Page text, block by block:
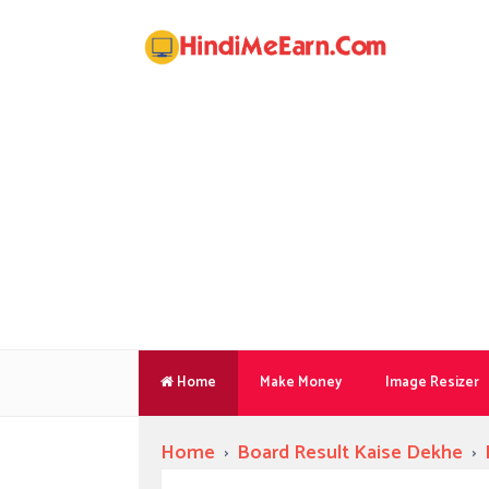
Home Make Money Image Resizer
Home › Board Result Kaise Dekhe ›